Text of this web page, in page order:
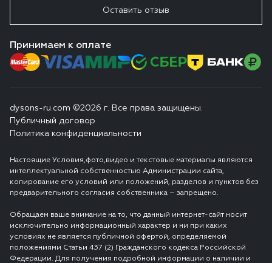
Оставить отзыв
Принимаем к оплате
dysons-ru.com ©2026 г. Все права защищены.
Публичный договор
Политика конфиденциальности
Настоящие Условия,фото,видео и текстовые материалы являются
интеллектуальной собственностью Администрации сайта,
копирование его условий или положений, разделов и пунктов без
предварительного согласия собственника – запрещено.
Обращаем ваше внимание на то, что данный интернет-сайт носит
исключительно информационный характер и ни при каких
условиях не является публичной офертой, определяемой
положениями Статьи 437 (2) Гражданского кодекса Российской
Федерации. Для получения подробной информации о наличии и